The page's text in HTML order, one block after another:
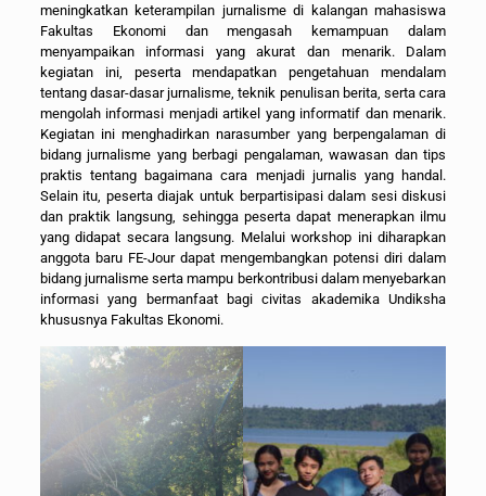
meningkatkan keterampilan jurnalisme di kalangan mahasiswa
Fakultas Ekonomi dan mengasah kemampuan dalam
menyampaikan informasi yang akurat dan menarik. Dalam
kegiatan ini, peserta mendapatkan pengetahuan mendalam
tentang dasar-dasar jurnalisme, teknik penulisan berita, serta cara
mengolah informasi menjadi artikel yang informatif dan menarik.
Kegiatan ini menghadirkan narasumber yang berpengalaman di
bidang jurnalisme yang berbagi pengalaman, wawasan dan tips
praktis tentang bagaimana cara menjadi jurnalis yang handal.
Selain itu, peserta diajak untuk berpartisipasi dalam sesi diskusi
dan praktik langsung, sehingga peserta dapat menerapkan ilmu
yang didapat secara langsung. Melalui workshop ini diharapkan
anggota baru FE-Jour dapat mengembangkan potensi diri dalam
bidang jurnalisme serta mampu berkontribusi dalam menyebarkan
informasi yang bermanfaat bagi civitas akademika Undiksha
khususnya Fakultas Ekonomi.